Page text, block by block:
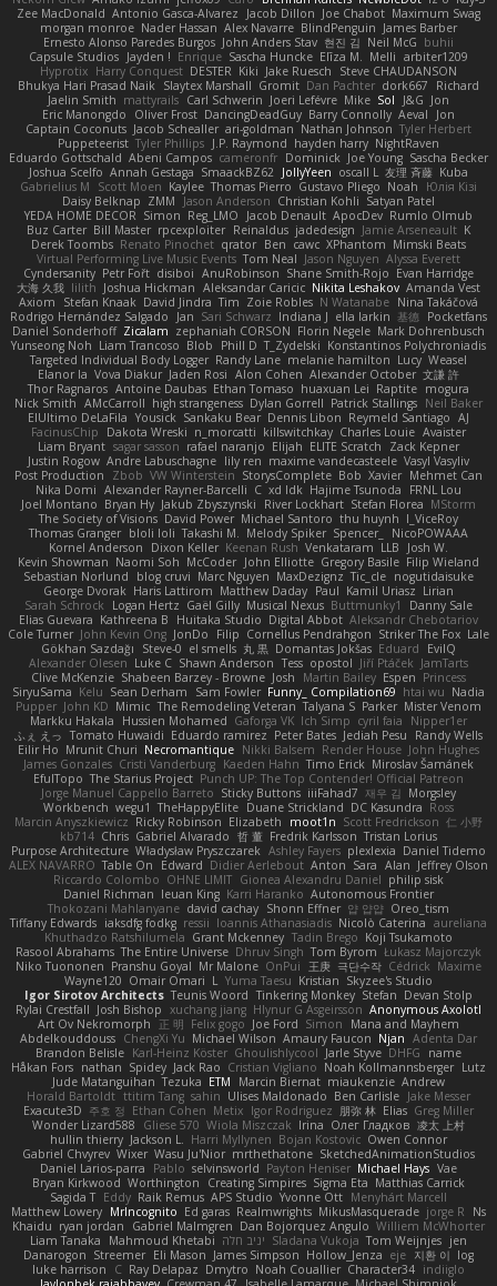
Zee MacDonald Antonio Gasca-Alvarez Jacob Dillon Joe Chabot Maximum Swag
morgan monroe Nader Hassan Alex Navarre BlindPenguin James Barber
Ernesto Alonso Paredes Burgos John Anders Stav 현진 김 Neil McG buhii
Capsule Studios Jayden ! Enrique Sascha Huncke Elīza M. Melli arbiter1209
Hyprotix Harry Conquest DESTER Kiki Jake Ruesch
Steve CHAUDANSON
Bhukya Hari Prasad Naik Slaytex Marshall Gromit Dan Pachter dork667
Richard
Jaelin Smith mattyrails Carl Schwerin Joeri Lefévre Mike Sol J&G Jon
Eric Manongdo
Oliver Frost DancingDeadGuy Barry Connolly Aeval
Jon
Captain Coconuts Jacob Schealler ari-goldman Nathan Johnson Tyler Herbert
Puppeteerist Tyler Phillips J.P. Raymond hayden harry NightRaven
Eduardo Gottschald Abeni Campos cameronfr Dominick Joe Young Sascha Becker
Joshua Scelfo Annah Gestaga SmaackBZ62 JollyYeen oscall L 友理 斉藤 Kuba
Gabrielius M
Scott Moen Kaylee Thomas Pierro Gustavo Pliego Noah
Юлія Кізі
Daisy Belknap ZMM Jason Anderson Christian Kohli Satyan Patel
YEDA HOME DECOR Simon Reg_LMO Jacob Denault ApocDev Rumlo Olmub
Buz Carter Bill Master rpcexploiter Reinaldus jadedesign Jamie Arseneault K
Derek Toombs Renato Pinochet qrator Ben cawc XPhantom Mimski Beats
Virtual Performing Live Music Events Tom Neal Jason Nguyen Alyssa Everett
Cyndersanity Petr Fořt disiboi AnuRobinson Shane Smith-Rojo Evan Harridge
大海 久我 lilith Joshua Hickman Aleksandar Caricic Nikita Leshakov Amanda Vest
Axiom
Stefan Knaak David Jindra Tim Zoie Robles N Watanabe Nina Takáčová
Rodrigo Hernández Salgado
Jan Sari Schwarz Indiana J ella larkin 基德 Pocketfans
Daniel Sonderhoff Zicalam zephaniah CORSON Florin Negele Mark Dohrenbusch
Yunseong Noh Liam Trancoso Blob Phill D T_Zydelski Konstantinos Polychroniadis
Targeted Individual Body Logger Randy Lane melanie hamilton Lucy Weasel
Elanor la Vova Diakur Jaden Rosi Alon Cohen Alexander October 文謙 許
Thor Ragnaros Antoine Daubas Ethan Tomaso huaxuan Lei Raptite mogura
Nick Smith AMcCarroll high strangeness Dylan Gorrell Patrick Stallings Neil Baker
ElUltimo DeLaFila Yousick Sankaku Bear Dennis Libon Reymeld Santiago AJ
FacinusChip
Dakota Wreski n_morcatti killswitchkay Charles Louie Avaister
Liam Bryant sagar sasson rafael naranjo Elijah ELITE Scratch
Zack Kepner
Justin Rogow Andre Labuschagne lily ren maxime vandecasteele Vasyl Vasyliv
Post Production
Zbob VW Winterstein StorysComplete Bob Xavier Mehmet Can
Nika Domi Alexander Rayner-Barcelli C xd Idk Hajime Tsunoda
FRNL Lou
Joel Montano Bryan Hy Jakub Zbyszynski River Lockhart Stefan Florea MStorm
The Society of Visions David Power Michael Santoro thu huynh I_ViceRoy
Thomas Granger bloli loli Takashi M. Melody Spiker Spencer_
NicoPOWAAA
Kornel Anderson
Dixon Keller Keenan Rush Venkataram LLB
Josh W.
Kevin Showman Naomi Soh McCoder John Elliotte Gregory Basile Filip Wieland
Sebastian Norlund
blog cruvi Marc Nguyen MaxDezignz Tic_cle nogutidaisuke
George Dvorak Haris Lattirom Matthew Daday Paul Kamil Uriasz Lirian
Sarah Schrock
Logan Hertz Gaël Gilly Musical Nexus Buttmunky1
Danny Sale
Elias Guevara Kathreena B Huitaka Studio Digital Abbot Aleksandr Chebotariov
Cole Turner John Kevin Ong JonDo Filip Cornellus Pendrahgon Striker The Fox Lale
Gökhan Sazdağı
Steve-0 el smells 丸 黒 Domantas Jokšas Eduard
EvilQ
Alexander Olesen Luke C Shawn Anderson Tess opostol Jiří Ptáček JamTarts
Clive McKenzie Shabeen Barzey - Browne Josh Martin Bailey Espen Princess
SiryuSama Kelu Sean Derham Sam Fowler Funny_ Compilation69 htai wu Nadia
Pupper John KD Mimic The Remodeling Veteran Talyana S Parker Mister Venom
Markku Hakala
Hussien Mohamed Gaforga VK Ich Simp cyril faia
Nipper1er
ふぇ えっ Tomato Huwaidi Eduardo ramirez Peter Bates Jediah Pesu
Randy Wells
Eilir Ho Mrunit Churi Necromantique Nikki Balsem Render House John Hughes
James Gonzales Cristi Vanderburg Kaeden Hahn Timo Erick Miroslav Šamánek
EfulTopo The Starius Project Punch UP: The Top Contender! Official Patreon
Jorge Manuel Cappello Barreto Sticky Buttons iiiFahad7 재우 김 Morgsley
Workbench wegu1 TheHappyElite Duane Strickland DC Kasundra Ross
Marcin Anyszkiewicz Ricky Robinson Elizabeth moot1n Scott Fredrickson 仁 小野
kb714 Chris Gabriel Alvarado 哲 董 Fredrik Karlsson Tristan Lorius
Purpose Architecture Władysław Pryszczarek Ashley Fayers plexlexia Daniel Tidemo
ALEX NAVARRO Table On Edward Didier Aerlebout Anton Sara Alan Jeffrey Olson
Riccardo Colombo OHNE LIMIT Gionea Alexandru Daniel philip sisk
Daniel Richman Ieuan King Karri Haranko Autonomous Frontier
Thokozani Mahlanyane david cachay Shonn Effner 얍 얍얍 Oreo_tism
Tiffany Edwards iaksdfg fodkg ressii Ioannis Athanasiadis Nicolò Caterina aureliana
Khuthadzo Ratshilumela Grant Mckenney Tadin Brego Koji Tsukamoto
Rasool Abrahams The Entire Universe Dhruv Singh Tom Byrom Łukasz Majorczyk
Niko Tuononen Pranshu Goyal Mr Malone OnPui 王庚 극단수작 Cédrick Maxime
Wayne120 Omair Omari L Yuma Taesu Kristian Skyzee's Studio
Igor Sirotov Architects Teunis Woord Tinkering Monkey Stefan Devan Stolp
Rylai Crestfall Josh Bishop xuchang jiang Hlynur G Asgeirsson Anonymous Axolotl
Art Ov Nekromorph
正 明 Felix gogo Joe Ford Simon
Mana and Mayhem
Abdelkouddouss ChengXi Yu Michael Wilson Amaury Faucon Njan Adenta Dar
Brandon Belisle Karl-Heinz Köster Ghoulishlycool Jarle Styve DHFG
name
Håkan Fors nathan Spidey Jack Rao Cristian Vigliano Noah Kollmannsberger Lutz
Jude Matanguihan Tezuka ETM Marcin Biernat miaukenzie Andrew
Horald Bartoldt ttitim Tang sahin Ulises Maldonado Ben Carlisle Jake Messer
Exacute3D 주호 정 Ethan Cohen Metix Igor Rodriguez 朋弥 林 Elias Greg Miller
Wonder Lizard588
Gliese 570 Wiola Miszczak Irina Олег Гладков 凌太 上村
hullin thierry Jackson L. Harri Myllynen Bojan Kostovic Owen Connor
Gabriel Chvyrev Wixer Wasu Ju'Nior mrthethatone SketchedAnimationStudios
Daniel Larios-parra
Pablo selvinsworld Payton Heniser Michael Hays Vae
Bryan Kirkwood Worthington Creating Simpires Sigma Eta Matthias Carrick
Sagida T Eddy Raik Remus APS Studio Yvonne Ott Menyhárt Marcell
Matthew Lowery MrIncognito Ed garas Realmwrights MikusMasquerade jorge R
Ns
Khaidu ryan jordan Gabriel Malmgren Dan Bojorquez Angulo Williem McWhorter
Liam Tanaka
Mahmoud Khetabi יניב חלה Sladana Vukoja Tom Weijnjes jen
Danarogon Streemer Eli Mason James Simpson Hollow_Jenza eje 지환 이 log
luke harrison
C Ray Delapaz Dmytro Noah Couallier Character34 indiiglo